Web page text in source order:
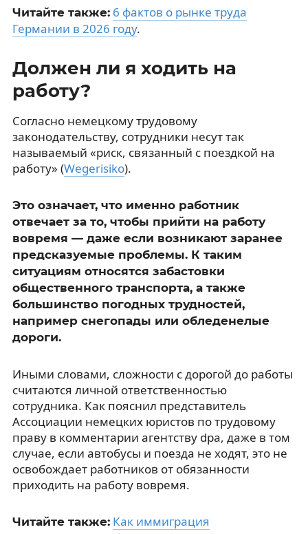
Читайте также: 6 фактов о рынке труда
Германии в 2026 году.
Должен ли я ходить на
работу?
Согласно немецкому трудовому
законодательству, сотрудники несут так
называемый «риск, связанный с поездкой на
работу» (Wegerisiko).
Это означает, что именно работник
отвечает за то, чтобы прийти на работу
вовремя — даже если возникают заранее
предсказуемые проблемы. К таким
ситуациям относятся забастовки
общественного транспорта, а также
большинство погодных трудностей,
например снегопады или обледенелые
дороги.
Иными словами, сложности с дорогой до работы
считаются личной ответственностью
сотрудника. Как пояснил представитель
Ассоциации немецких юристов по трудовому
праву в комментарии агентству dpa, даже в том
случае, если автобусы и поезда не ходят, это не
освобождает работников от обязанности
приходить на работу вовремя.
Читайте также: Как иммиграция